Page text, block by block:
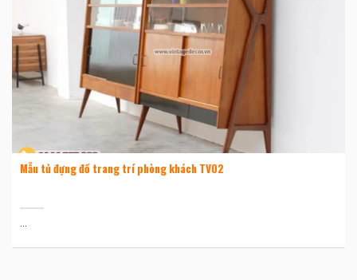
Mẫu tủ đựng đồ trang trí phòng khách TV02